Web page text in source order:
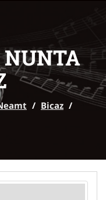
/ Bicaz /